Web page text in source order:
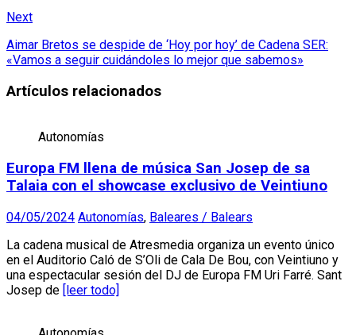
Next
Aimar Bretos se despide de ‘Hoy por hoy’ de Cadena SER:
«Vamos a seguir cuidándoles lo mejor que sabemos»
Artículos relacionados
Autonomías
Europa FM llena de música San Josep de sa
Talaia con el showcase exclusivo de Veintiuno
04/05/2024 Autonomías, Baleares / Balears
La cadena musical de Atresmedia organiza un evento único
en el Auditorio Caló de S’Oli de Cala De Bou, con Veintiuno y
una espectacular sesión del DJ de Europa FM Uri Farré. Sant
Josep de [leer todo]